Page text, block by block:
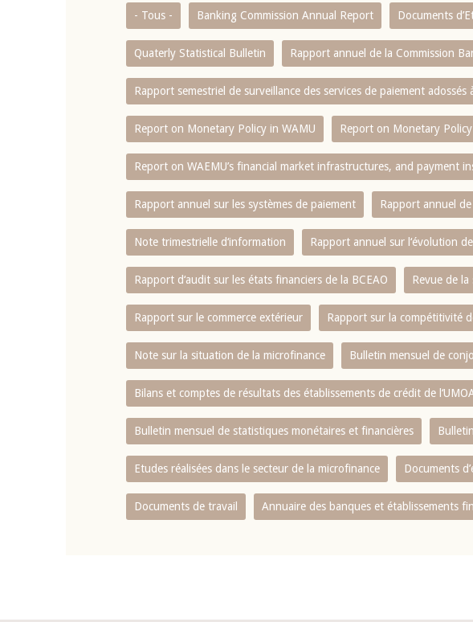
- Tous - Banking Commission Annual Report Documents
Quaterly Statistical Bulletin Rapport annuel de la Commission
Rapport semestriel de surveillance des services de paiement
Report on Monetary Policy in WAMU Report on Monetary
Report on WAEMU’s financial market infrastructures, and payment
Rapport annuel sur les systèmes de paiement Rapport annuel de
Note trimestrielle d‘information Rapport annuel sur l‘évolution
Rapport d‘audit sur les états financiers de la BCEAO Revue de la
Rapport sur le commerce extérieur Rapport sur la compétitivité
Note sur la situation de la microfinance Bulletin mensuel de
Bilans et comptes de résultats des établissements de crédit de
Bulletin mensuel de statistiques monétaires et financières
Etudes réalisées dans le secteur de la microfinance Documents
Documents de travail Annuaire des banques et établissements